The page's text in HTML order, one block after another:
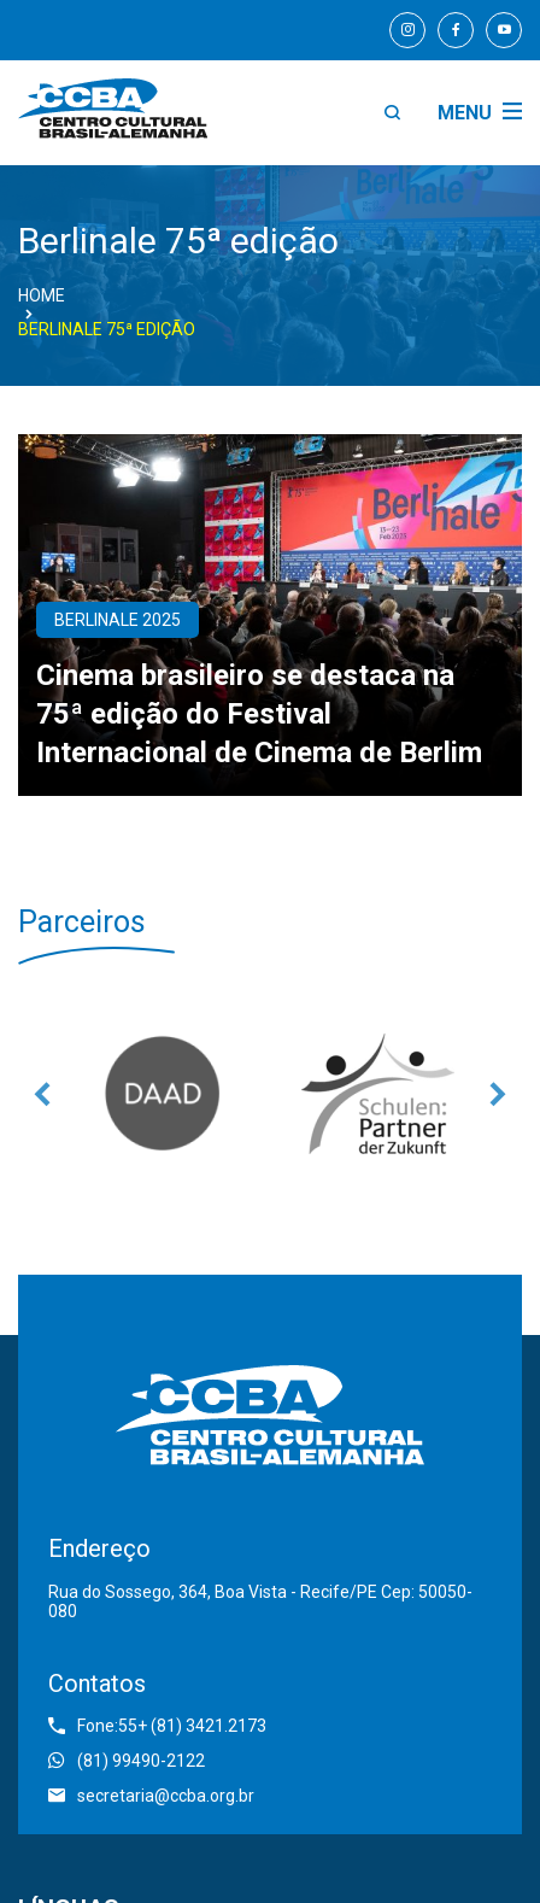
MENU
Berlinale 75ª edição
HOME
BERLINALE 75ª EDIÇÃO
BERLINALE 2025
Cinema brasileiro se destaca na
75ª edição do Festival
Internacional de Cinema de Berlim
Parceiros
Endereço
Rua do Sossego, 364, Boa Vista - Recife/PE Cep: 50050-
080
Contatos
Fone:55+ (81) 3421.2173
(81) 99490-2122
secretaria@ccba.org.br